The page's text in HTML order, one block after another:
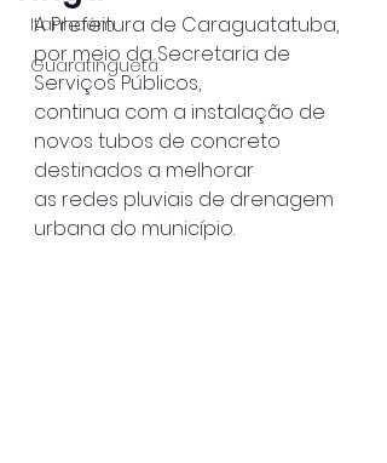
Itanhaém
Guaratinguetá
A Prefeitura de Caraguatatuba,
por meio da Secretaria de
Serviços Públicos,
continua com a instalação de
novos tubos de concreto
destinados a melhorar
as redes pluviais de drenagem
urbana do município.